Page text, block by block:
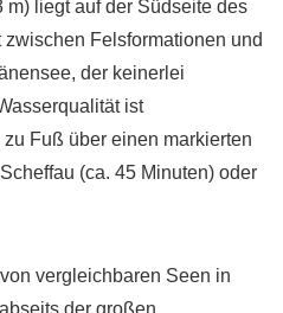
m) liegt auf der Südseite des
Felsformationen und
der keinerlei
ist
Fuß über einen markierten
(ca. 45 Minuten) oder
vergleichbaren Seen in